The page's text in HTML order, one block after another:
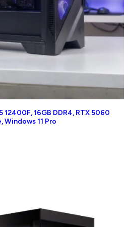
16GB DDR4, RTX 5060
Windows 11 Pro